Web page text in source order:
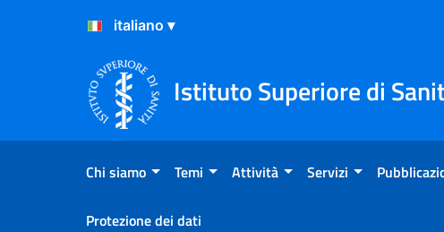
Salta al Contenuto
Salta al Footer
Istituto Superiore di
Chi siamo Temi Attività Servizi
Protezione dei dati